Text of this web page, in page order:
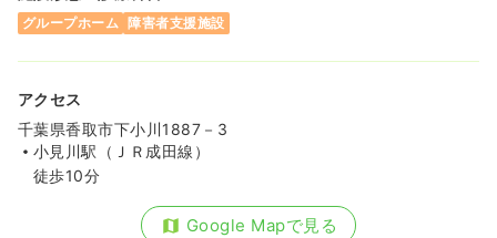
グループホーム 障害者支援施設
アクセス
千葉県香取市下小川1887－3
小見川駅（ＪＲ成田線）
徒歩10分
Google Mapで見る